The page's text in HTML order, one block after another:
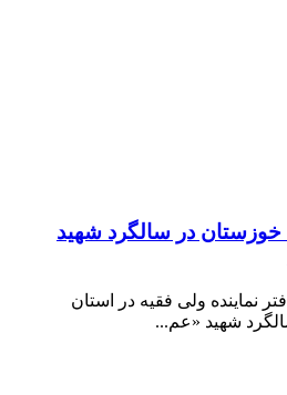
خوزستان در سالگرد شهید
نماینده ولی فقیه در استان
شهید «عم...